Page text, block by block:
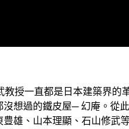
授一直都是日本建築界
想過的鐵皮屋─ 幻庵。從
雄、山本理顯、石山修武